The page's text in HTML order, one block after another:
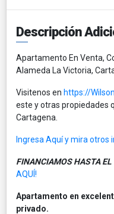
Descripción
Apartamento En Venta,
Alameda La Victoria,
Visitenos en https://
este y otras propiedades
Cartagena.
Ingresa Aquí y mira otros
FINANCIAMOS HASTA EL
AQUÍ!
Apartamento en
privado.